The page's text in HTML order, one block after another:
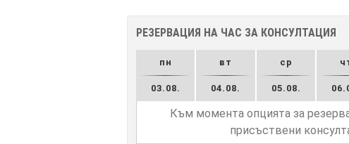
РЕЗЕРВАЦИЯ НА ЧАС ЗА КОНСУЛТАЦИЯ
пн
03.08.
вт
04.08.
ср
05.08.
Към момента опцията за
присъствени